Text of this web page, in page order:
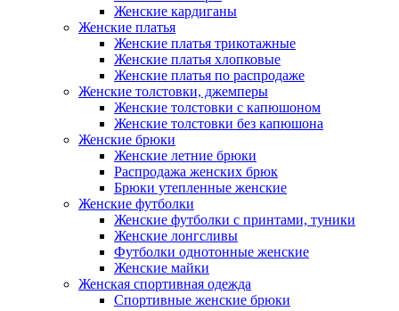
Женские кардиганы
Женские платья
Женские платья трикотажные
Женские платья хлопковые
Женские платья по распродаже
Женские толстовки, джемперы
Женские толстовки с капюшоном
Женские толстовки без капюшона
Женские брюки
Женские летние брюки
Распродажа женских брюк
Брюки утепленные женские
Женские футболки
Женские футболки с принтами, туники
Женские лонгсливы
Футболки однотонные женские
Женские майки
Женская спортивная одежда
Спортивные женские брюки